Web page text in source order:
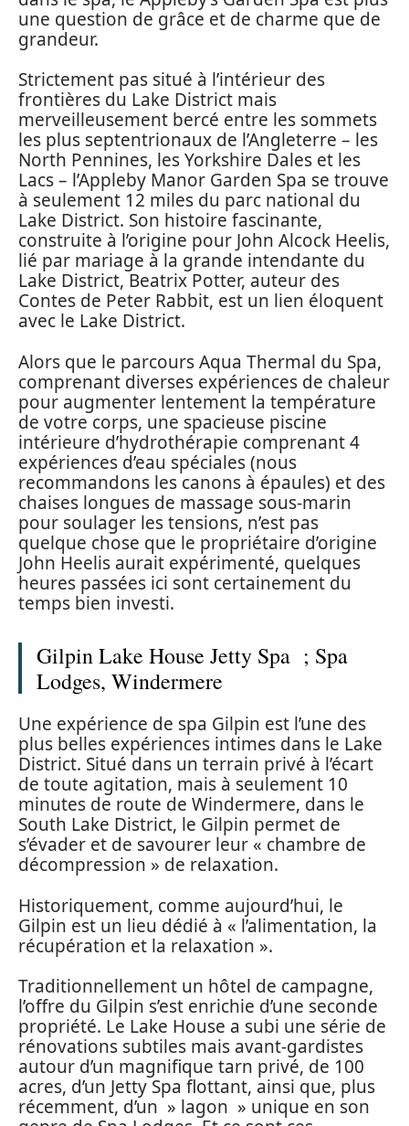
une question de grâce et de charme que de
grandeur.
Strictement pas situé à l’intérieur des
frontières du Lake District mais
merveilleusement bercé entre les sommets
les plus septentrionaux de l’Angleterre – les
North Pennines, les Yorkshire Dales et les
Lacs – l’Appleby Manor Garden Spa se trouve
à seulement 12 miles du parc national du
Lake District. Son histoire fascinante,
construite à l’origine pour John Alcock Heelis,
lié par mariage à la grande intendante du
Lake District, Beatrix Potter, auteur des
Contes de Peter Rabbit, est un lien éloquent
avec le Lake District.
Alors que le parcours Aqua Thermal du Spa,
comprenant diverses expériences de chaleur
pour augmenter lentement la température
de votre corps, une spacieuse piscine
intérieure d’hydrothérapie comprenant 4
expériences d’eau spéciales (nous
recommandons les canons à épaules) et des
chaises longues de massage sous-marin
pour soulager les tensions, n’est pas
quelque chose que le propriétaire d’origine
John Heelis aurait expérimenté, quelques
heures passées ici sont certainement du
temps bien investi.
Gilpin Lake House Jetty Spa ; Spa
Lodges, Windermere
Une expérience de spa Gilpin est l’une des
plus belles expériences intimes dans le Lake
District. Situé dans un terrain privé à l’écart
de toute agitation, mais à seulement 10
minutes de route de Windermere, dans le
South Lake District, le Gilpin permet de
s’évader et de savourer leur « chambre de
décompression » de relaxation.
Historiquement, comme aujourd’hui, le
Gilpin est un lieu dédié à « l’alimentation, la
récupération et la relaxation ».
Traditionnellement un hôtel de campagne,
l’offre du Gilpin s’est enrichie d’une seconde
propriété. Le Lake House a subi une série de
rénovations subtiles mais avant-gardistes
autour d’un magnifique tarn privé, de 100
acres, d’un Jetty Spa flottant, ainsi que, plus
récemment, d’un » lagon » unique en son